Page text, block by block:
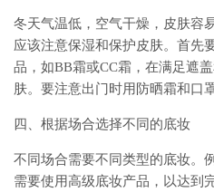
冬天气温低，空气干燥，皮肤容
应该注意保湿和保护皮肤。首先
品，如BB霜或CC霜，在满足遮
肤。要注意出门时用防晒霜和口
四、根据场合选择不同的底妆
不同场合需要不同类型的底妆。
需要使用高级底妆产品，以达到